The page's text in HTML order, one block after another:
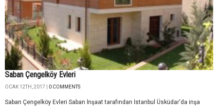
Saban Çengelköy Evleri
OCAK 12TH, 2017 | 0 COMMENTS
Saban Çengelköy Evleri Saban İnşaat tarafından İstanbul Üsküdar'da inşa